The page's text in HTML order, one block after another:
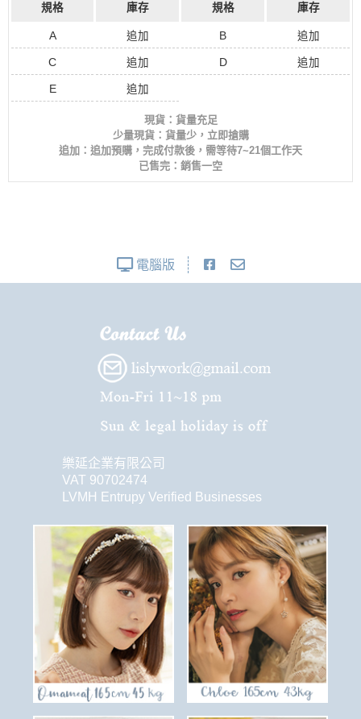
規格 庫存 規格 庫存
A 追加 B 追加
C 追加 D 追加
E 追加
現貨：貨量充足
少量現貨：貨量少，立即搶購
追加：追加預購，完成付款後，需等待7~21個工作天
已售完：銷售一空
電腦版
樂延企業有限公司
VAT 90702474
LVMH Entrupy Verified Businesses